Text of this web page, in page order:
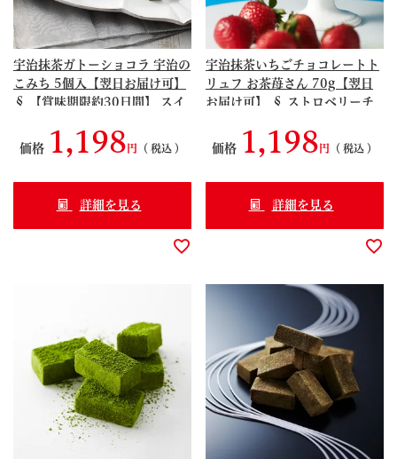
宇治抹茶ガトーショコラ 宇治の
こみち 5個入【翌日お届け可】
§ 【賞味期限約30日間】 スイ
価格 1,198 税込
詳細を見る
宇治抹茶いちごチョコレートト
リュフ お茶苺さん 70g【翌日
お届け可】 § ストロベリーチ
ゴ おちゃめさん 091318
価格 1,198 税込
詳細を見る